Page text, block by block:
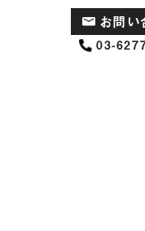
お問い
03-